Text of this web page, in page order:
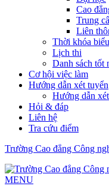
Cao
Trung
Liên
Thời khóa biểu
Lịch thi
Danh sách tốt
Cơ hội việc làm
Hướng dẫn xét tuyển
Hướng dẫn
Hỏi & đáp
Liên hệ
Tra cứu điểm
Trường Cao đẳng Công
MENU